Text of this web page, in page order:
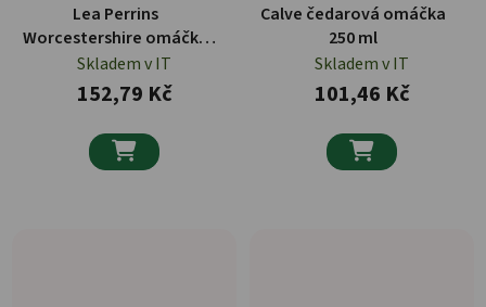
Lea Perrins
Worcestershire omáčka
150 ml
Skladem v IT
152,79 Kč

Calve čedarová omáčka
250 ml
Skladem v IT
101,46 Kč
